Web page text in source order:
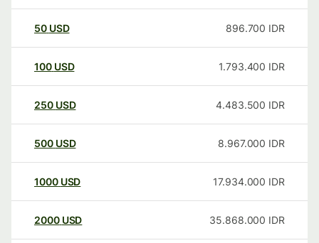
50 USD 896.700 IDR
100 USD 1.793.400 IDR
250 USD 4.483.500 IDR
500 USD 8.967.000 IDR
1000 USD 17.934.000 IDR
2000 USD 35.868.000 IDR